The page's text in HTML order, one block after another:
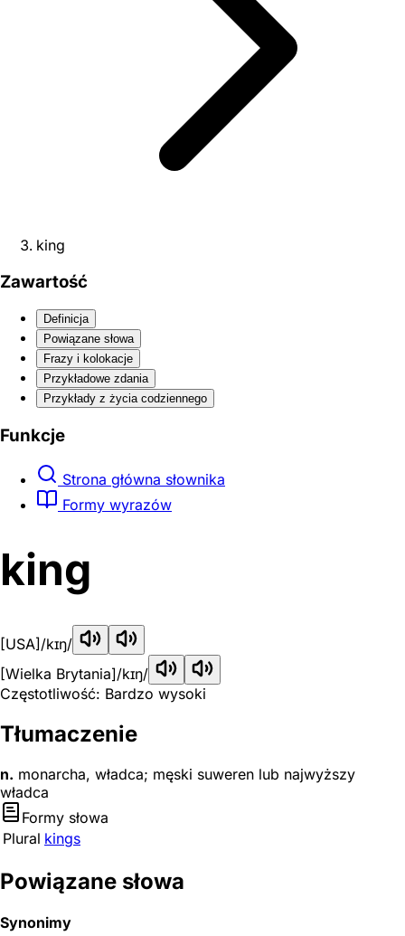
king
Zawartość
Definicja
Powiązane słowa
Frazy i kolokacje
Przykładowe zdania
Przykłady z życia codziennego
Funkcje
Strona główna słownika
Formy wyrazów
king
[USA] /kɪŋ/
[Wielka Brytania]/kɪŋ/
Częstotliwość: Bardzo wysoki
Tłumaczenie
n. monarcha, władca; męski suweren lub najwyższy
władca
Formy słowa
Plural kings
Powiązane słowa
Synonimy